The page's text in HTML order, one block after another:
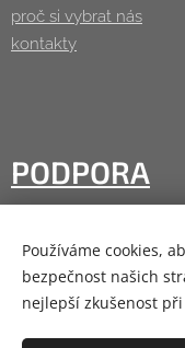
proč si vybrat nás
kontakty
PODPORA
ke stažení
Používáme cookies,
bezpečnost našich
nejlepší zkušenost